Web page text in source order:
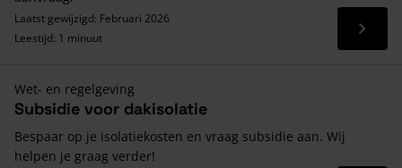
Laatst gewijzigd: Februari 2026
Leestijd: 1 minuut
Lees
Wet- en regelgeving
Subsidie voor dakisolatie
Bespaar op je isolatiekosten en vraag subsidie aan. Wij
helpen je graag verder!